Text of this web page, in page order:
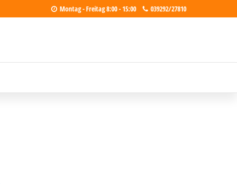
Montag - Freitag 8:00 - 15:00 039292/27810